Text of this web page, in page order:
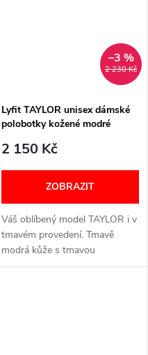
2 230 Kč
–3 %
Lyfit TAYLOR unisex dámské
polobotky kožené modré
2 150 Kč
ZOBRAZIT
Váš oblíbený model TAYLOR i v
tmavém provedení. Tmavě
modrá kůže s tmavou
podrážkou. ŠIROKÉ V PRSTNÍ